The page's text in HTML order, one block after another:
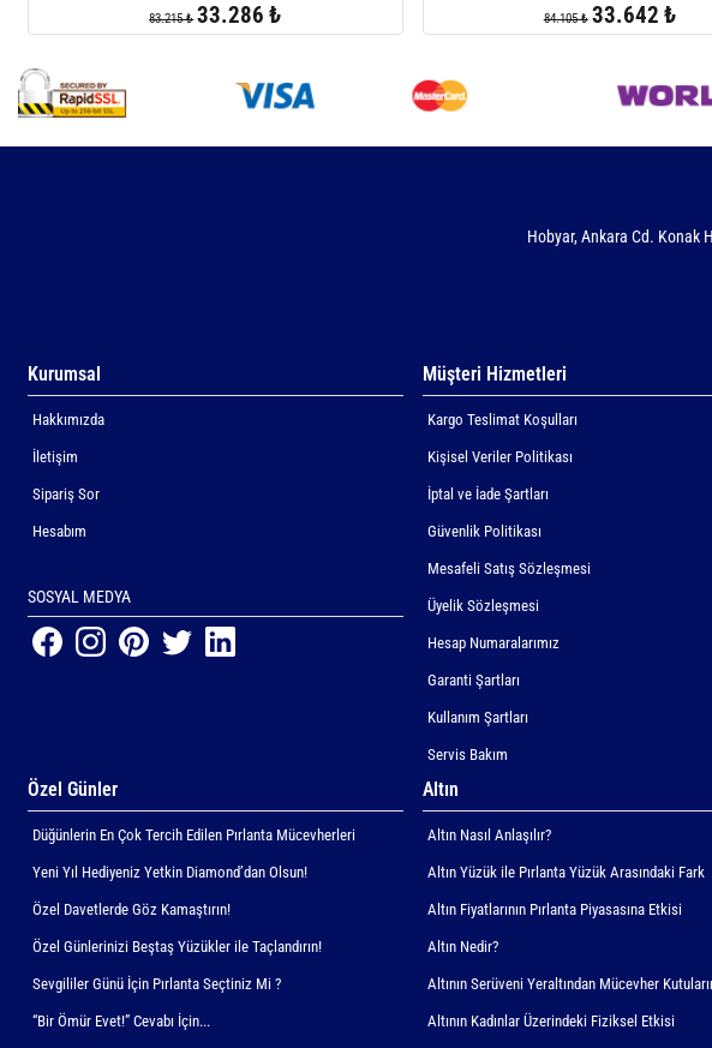
83.215 ₺ 33.286 ₺ 84.105 ₺ 33.642 ₺
Hobyar, Ankara Cd. Konak
Kurumsal
Hakkımızda
İletişim
Sipariş Sor
Hesabım
SOSYAL MEDYA
Müşteri Hizmetleri
Kargo Teslimat Koşulları
Kişisel Veriler Politikası
İptal ve İade Şartları
Güvenlik Politikası
Mesafeli Satış Sözleşmesi
Üyelik Sözleşmesi
Hesap Numaralarımız
Garanti Şartları
Kullanım Şartları
Servis Bakım
Özel Günler
Düğünlerin En Çok Tercih Edilen Pırlanta Mücevherleri
Yeni Yıl Hediyeniz Yetkin Diamond’dan Olsun!
Özel Davetlerde Göz Kamaştırın!
Özel Günlerinizi Beştaş Yüzükler ile Taçlandırın!
Sevgililer Günü İçin Pırlanta Seçtiniz Mi ?
“Bir Ömür Evet!” Cevabı İçin...
Altın
Altın Nasıl Anlaşılır?
Altın Yüzük ile Pırlanta Yüzük Arasındaki Fark
Altın Fiyatlarının Pırlanta Piyasasına Etkisi
Altın Nedir?
Altının Serüveni Yeraltından Mücevher
Altının Kadınlar Üzerindeki Fiziksel Etkisi